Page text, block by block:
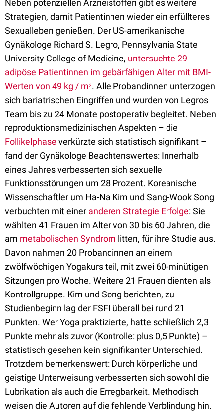
Neben potenziellen Arzneistoffen gibt es weitere
Strategien, damit Patientinnen wieder ein erfüllteres
Sexualleben genießen. Der US-amerikanische
Gynäkologe Richard S. Legro, Pennsylvania State
University College of Medicine, untersuchte 29
adipöse Patientinnen im gebärfähigen Alter mit BMI-
Werten von 49 kg / m2. Alle Probandinnen unterzogen
sich bariatrischen Eingriffen und wurden von Legros
Team bis zu 24 Monate postoperativ begleitet. Neben
reproduktionsmedizinischen Aspekten – die
Follikelphase verkürzte sich statistisch signifikant –
fand der Gynäkologe Beachtenswertes: Innerhalb
eines Jahres verbesserten sich sexuelle
Funktionsstörungen um 28 Prozent. Koreanische
Wissenschaftler um Ha-Na Kim und Sang-Wook Song
verbuchten mit einer anderen Strategie Erfolge: Sie
wählten 41 Frauen im Alter von 30 bis 60 Jahren, die
am metabolischen Syndrom litten, für ihre Studie aus.
Davon nahmen 20 Probandinnen an einem
zwölfwöchigen Yogakurs teil, mit zwei 60-minütigen
Sitzungen pro Woche. Weitere 21 Frauen dienten als
Kontrollgruppe. Kim und Song berichten, zu
Studienbeginn lag der FSFI überall bei rund 21
Punkten. Wer Yoga praktizierte, hatte schließlich 2,3
Punkte mehr als zuvor (Kontrolle: plus 0,5 Punkte) –
statistisch gesehen kein signifikanter Unterschied.
Trotzdem bemerkenswert: Durch körperliche und
geistige Unterweisung verbesserten sich sowohl die
Lubrikation als auch die Erregbarkeit. Methodisch
weisen die Autoren auf die fehlende Verblindung hin.